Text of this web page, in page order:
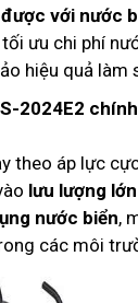
với nước
ưu chi phí
hiệu quả làm
2024E2
theo áp lực
lưu lượng
nước biển,
các môi